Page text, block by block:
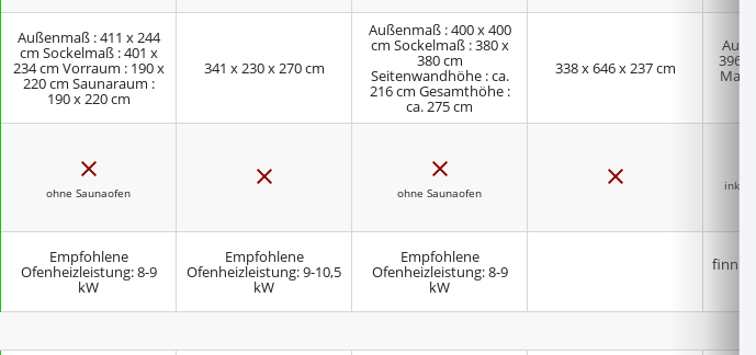
Außenmaß : 411 x 244
cm Sockelmaß : 401 x
234 cm Vorraum : 190 x
220 cm Saunaraum :
190 x 220 cm
341 x 230 x 270 cm
Außenmaß : 400 x 400
cm Sockelmaß : 380 x
380 cm
Seitenwandhöhe : ca.
216 cm Gesamthöhe :
ca. 275 cm
338 x 646 x 237 cm 396
i
ohne Saunaofen i
ohne Saunaofen
inkl.
Empfohlene
Ofenheizleistung: 8-9
kW
Empfohlene
Ofenheizleistung: 9-10,5
kW
Empfohlene
Ofenheizleistung: 8-9
kW